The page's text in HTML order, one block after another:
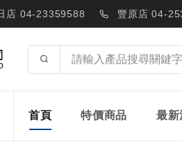
店 04-23359588 豐原店 04-
首頁 特價商品 最新